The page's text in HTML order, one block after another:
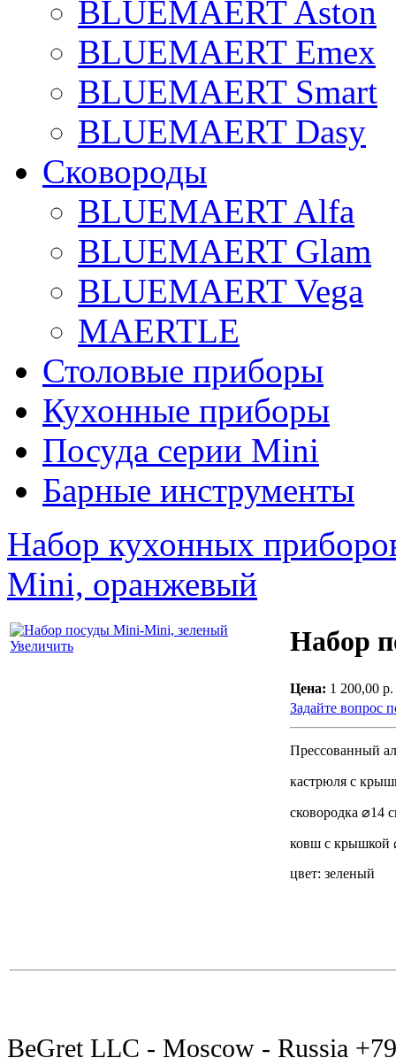
BLUEMAERT Aston
BLUEMAERT Emex
BLUEMAERT Smart
BLUEMAERT Dasy
Сковороды
BLUEMAERT Alfa
BLUEMAERT Glam
BLUEMAERT Vega
MAERTLE
Столовые приборы
Кухонные приборы
Посуда серии Mini
Барные инструменты
Набор кухонных
Mini, оранжевый
Увеличить Набор
Цена: 1 200,00 р.
Задайте вопрос
Прессованный
кастрюля с
сковородка ⌀14
ковш с крышкой
цвет: зеленый
BeGret LLC - Moscow - Russia